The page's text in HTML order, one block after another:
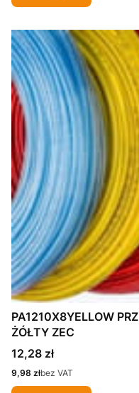
PA1210X8YELLOW
ŻÓŁTY ZEC
Cena
12,28 zł
Cena
9,98 złbez VAT